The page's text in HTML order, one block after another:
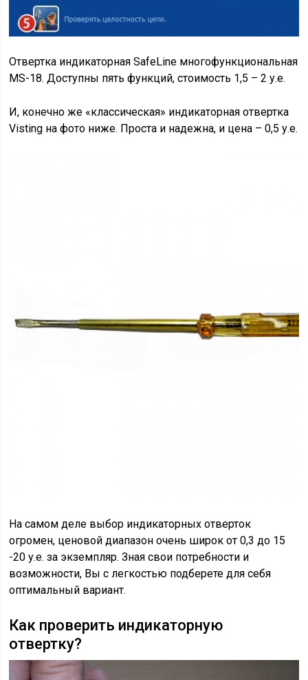
Отвертка индикаторная SafeLine многофункциональная
MS-18. Доступны пять функций, стоимость 1,5 – 2 у.е.
И, конечно же «классическая» индикаторная отвертка
Visting на фото ниже. Проста и надежна, и цена – 0,5 у.е.
На самом деле выбор индикаторных отверток
огромен, ценовой диапазон очень широк от 0,3 до 15
-20 у.е. за экземпляр. Зная свои потребности и
возможности, Вы с легкостью подберете для себя
оптимальный вариант.
Как проверить индикаторную
отвертку?